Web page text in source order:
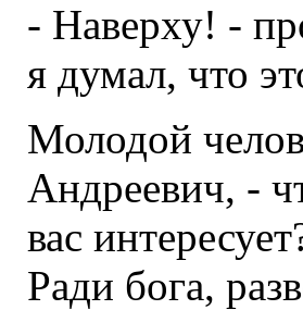
- Наверху! -
я думал, что
Молодой
Андреевич, -
вас
Ради бога,